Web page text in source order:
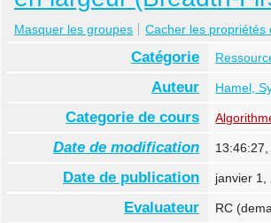
Masquer les groupes Cacher les propriétés
Catégorie
Auteur Hamel,
Categorie de cours
Date de modification
Date de publication janvier 1,
Evaluateur RC